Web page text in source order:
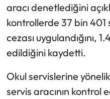
aracı denetlediğini
kontrollerde 37 bin
cezası uygulandığını,
edildiğini kaydetti.
Okul servislerine
servis aracının kontrol